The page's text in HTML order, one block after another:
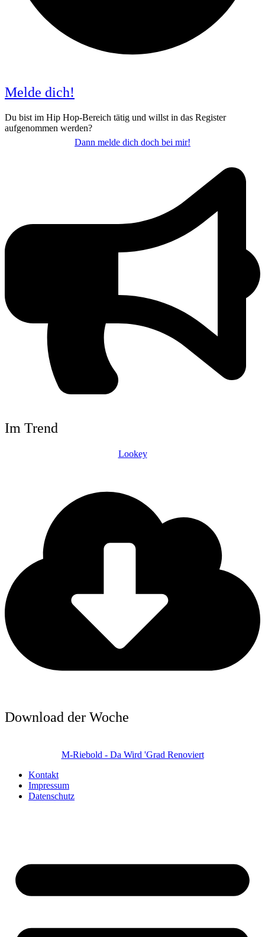
Melde dich!
Du bist im Hip Hop-Bereich tätig und willst in das Register
aufgenommen werden?
Dann melde dich doch bei mir!
Im Trend
Lookey
Download der Woche
M-Riebold - Da Wird 'Grad Renoviert
Kontakt
Impressum
Datenschutz